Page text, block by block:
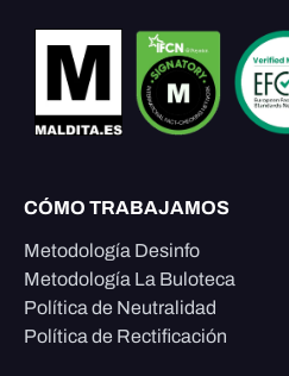
CÓMO TRABAJAMOS
Metodología Desinfo
Metodología La Buloteca
Política de Neutralidad
Política de Rectificación